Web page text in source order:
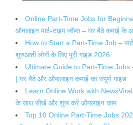
Online Part-Time Jobs for
ऑनलाइन पार्ट-टाइम जॉब्स – घर बैठे कमाई के
How to Start a Part-Time Job –
शुरुआती लोगों के लिए पूरी गाइड 2026
Ultimate Guide to Part-Time Jobs –
| घर बैठे और ऑफलाइन कमाई का संपूर्ण गाइड
Learn Online Work with
के साथ सीखें और शुरू करें ऑनलाइन काम
Top 10 Online Part-Time Jobs